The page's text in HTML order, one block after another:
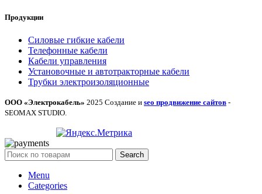
Продукции
Силовые гибкие кабели
Телефонные кабели
Кабели управления
Установочные и автотракторные кабели
Трубки электроизоляционные
ООО «Электрокабель» 2025 Создание и seo продвижение сайтов -
SEOMAX STUDIO.
Search
Menu
Categories